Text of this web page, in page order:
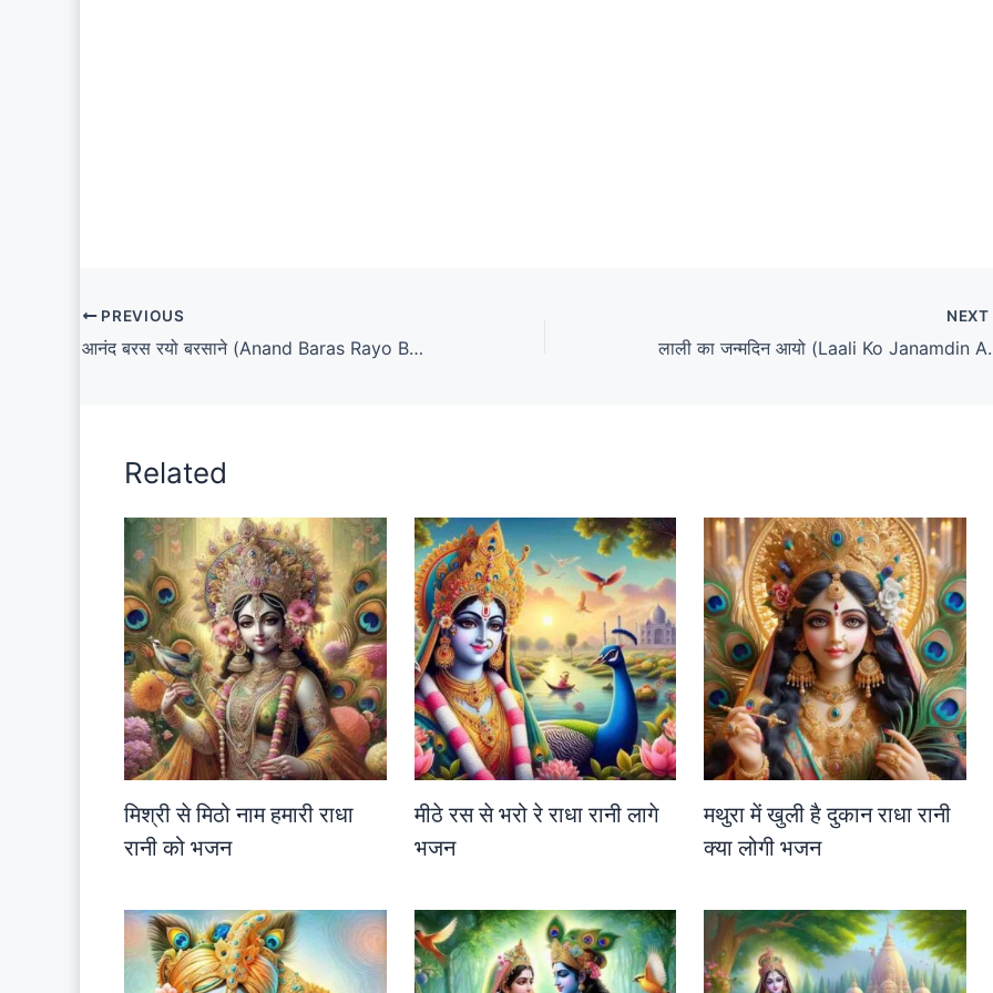
PREVIOUS
आनंद बरस रयो बरसाने (Anand Baras Rayo Barsane Lyrics)
NEXT
लाली का
Related
मिश्री से मिठो नाम हमारी राधा
रानी को भजन
मीठे रस से भरो रे राधा रानी लागे
भजन
मथुरा में खुली है दुकान राधा रानी
क्या लोगी भजन